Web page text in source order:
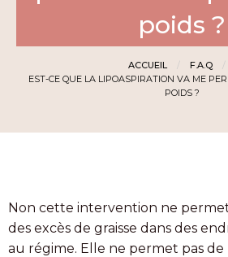
poids ?
ACCUEIL
F.A.Q
EST-CE QUE LA LIPOASPIRATION VA ME
POIDS ?
Non cette intervention ne
des excès de graisse dans des
au régime. Elle ne permet pas